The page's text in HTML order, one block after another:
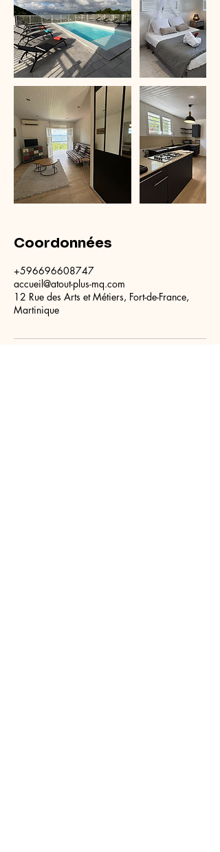
Coordonnées
+596696608747
accueil@atout-plus-mq.com
12 Rue des Arts et Métiers, Fort-de-France,
Martinique